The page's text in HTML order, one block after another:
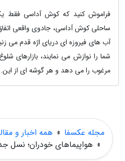
فراموش کنید که کوش آداسی فقط
ساحلی کوش آداسی، جادوی واقعی
آب های فیروزه ای دریای اژه قدم می
شما را نوازش می نمایند، بازارهای
مرغوب را می دهد و هر گوشه ای از
مجله عکسفا » همه اخبار و
» هواپیماهای خودران؛ نسل